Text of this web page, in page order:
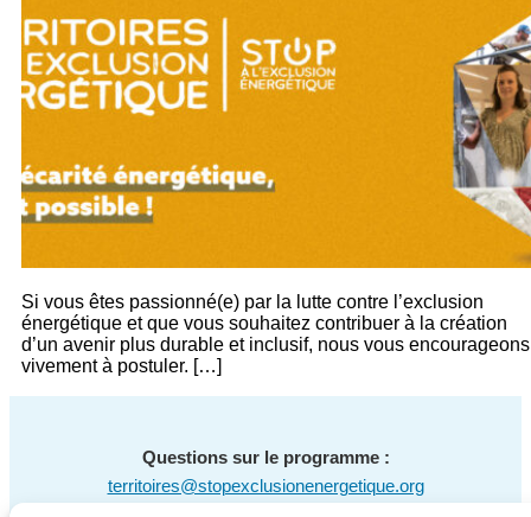
Si vous êtes passionné(e) par la lutte contre l’exclusion
énergétique et que vous souhaitez contribuer à la création
d’un avenir plus durable et inclusif, nous vous encourageons
vivement à postuler. […]
Questions sur le programme :
territoires@stopexclusionenergetique.org